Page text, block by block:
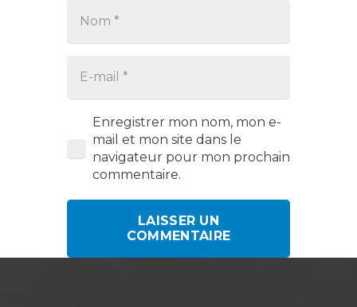
Enregistrer mon nom, mon e-
mail et mon site dans le
navigateur pour mon prochain
commentaire.
LAISSER UN
COMMENTAIRE